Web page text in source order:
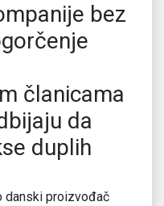
bez
članicama
da
duplih
danski proizvođač